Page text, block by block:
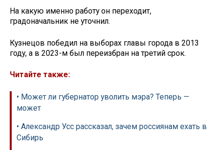
На какую именно работу он переходит,
градоначальник не уточнил.
Кузнецов победил на выборах главы города в 2013
году, а в 2023-м был переизбран на третий срок.
Читайте также:
• Может ли губернатор уволить мэра? Теперь —
может
• Александр Усс рассказал, зачем россиянам ехать в
Сибирь